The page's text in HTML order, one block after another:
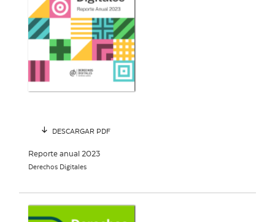
DESCARGAR PDF
Reporte anual 2023
Derechos Digitales